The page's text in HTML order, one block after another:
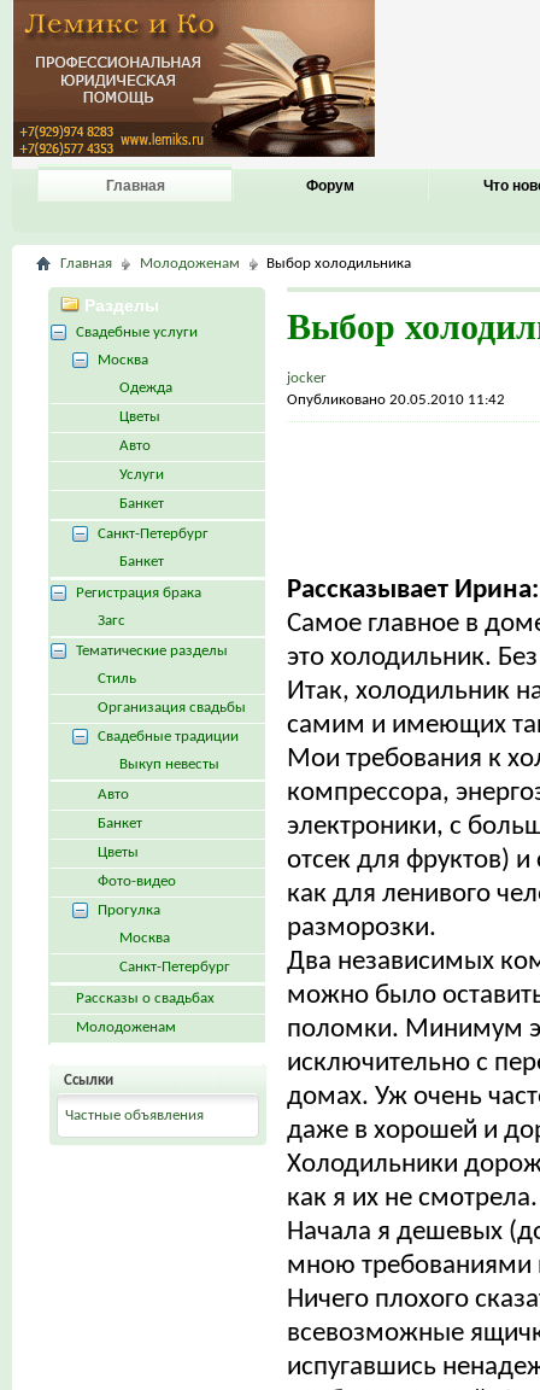
Главная Форум Что
Главная Молодоженам Выбор холодильника
Выбор
jocker
Опубликовано 20.05.2010 11:42
Рассказывает Ирина:
Самое главное в
это холодильник.
Итак, холодильник
самим и имеющих
Мои требования к
компрессора,
электроники, с
отсек для фруктов)
как для ленивого
разморозки.
Два независимых
можно было
поломки. Минимум
исключительно с
домах. Уж очень
даже в хорошей и
Холодильники
как я их не смотрела.
Начала я дешевых
мною требованиями
Ничего плохого
всевозможные
испугавшись
Разделы
Свадебные услуги
Москва
Одежда
Цветы
Авто
Услуги
Банкет
Санкт-Петербург
Банкет
Регистрация брака
Загс
Тематические разделы
Стиль
Организация свадьбы
Свадебные традиции
Выкуп невесты
Авто
Банкет
Цветы
Фото-видео
Прогулка
Москва
Санкт-Петербург
Рассказы о свадьбах
Молодоженам
Ссылки
Частные объявления